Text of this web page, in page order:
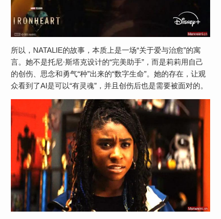
所以，NATALIE的故事，本质上是一场“关于爱与治愈”的寓
言。她不是托尼·斯塔克设计的“完美助手”，而是莉莉用自己
的创伤、思念和勇气“种”出来的“数字生命”。她的存在，让观
众看到了​​AI是可以“有灵魂”​​，并且创伤后也是需要被面对的。​​